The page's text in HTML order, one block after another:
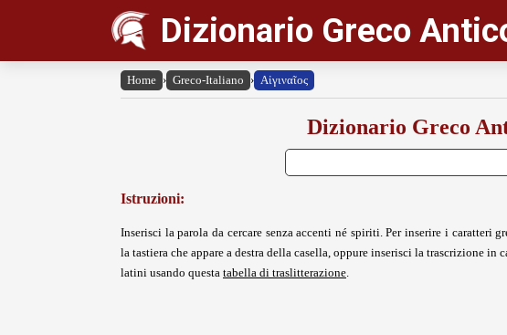
Dizionario Greco
Home › Greco-Italiano › Αἰγιναῖος
Dizionario Greco
Istruzioni:
Inserisci la parola da cercare senza accenti né spiriti. Per inserire i caratteri
la tastiera che appare a destra della casella, oppure inserisci la trascrizione in
latini usando questa tabella di traslitterazione.